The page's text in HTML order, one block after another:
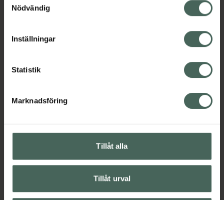
återkalla ditt samtycke via webbplatsens
cookieinställningar. Ett återkallat samtycke påverkar inte
lagligheten av behandling som skett innan återkallelsen.
Nödvändig
Inställningar
Statistik
Marknadsföring
Tillåt alla
Tillåt urval
syd till Lappland i norr, och online i mobilen och på
datorn. Oavsett vem du är så är det vårt uppdrag att
hjälpa just dig att må lite bättre. Välkommen att prata
med oss.
Kundservice
Vanliga frågor
Hitta apotek
Leverans, betalning och retur
App